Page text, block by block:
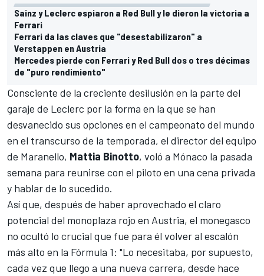
Sainz y Leclerc espiaron a Red Bull y le dieron la victoria a
Ferrari
Ferrari da las claves que "desestabilizaron" a
Verstappen en Austria
Mercedes pierde con Ferrari y Red Bull dos o tres décimas
de "puro rendimiento"
Consciente de la creciente desilusión en la parte del
garaje de Leclerc por la forma en la que se han
desvanecido sus opciones en el campeonato del mundo
en el transcurso de la temporada, el director del equipo
de Maranello, Mattia Binotto, voló a Mónaco la pasada
semana para reunirse con el piloto en una cena privada
y hablar de lo sucedido.
Así que, después de haber aprovechado el claro
potencial del monoplaza rojo en Austria, el monegasco
no ocultó lo crucial que fue para él volver al escalón
más alto en la Fórmula 1: "Lo necesitaba, por supuesto,
cada vez que llego a una nueva carrera, desde hace